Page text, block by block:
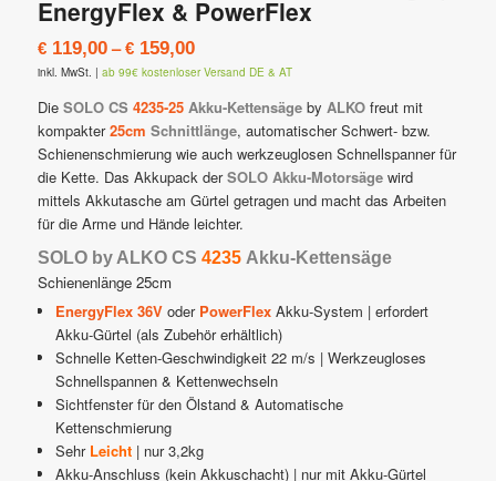
EnergyFlex & PowerFlex
€119,00–€159,00
inkl. MwSt. | ab 99€ kostenloser Versand DE & AT
Die SOLO CS 4235-25 Akku-Kettensägeby ALKOfreut mit
kompakter25cm Schnittlänge, automatischer Schwert- bzw.
Schienenschmierung wie auch werkzeuglosen Schnellspanner für
die Kette. Das Akkupack derSOLO Akku-Motorsägewird
mittels Akkutasche am Gürtel getragen und macht das Arbeiten
für die Arme und Hände leichter.
SOLO by ALKO CS 4235Akku-Kettensäge
Schienenlänge 25cm
EnergyFlex 36V oder PowerFlex Akku-System | erfordert
Akku-Gürtel (als Zubehör erhältlich)
Schnelle Ketten-Geschwindigkeit 22 m/s | Werkzeugloses
Schnellspannen & Kettenwechseln
Sichtfenster für den Ölstand & Automatische
Kettenschmierung
Sehr Leicht | nur 3,2kg
Akku-Anschluss (kein Akkuschacht) | nur mit Akku-Gürtel